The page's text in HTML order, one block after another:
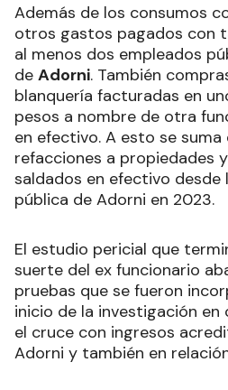
Además de los consumos
otros gastos pagados con
al menos dos empleados
de Adorni. También
blanquería facturadas en
pesos a nombre de otra
en efectivo. A esto se
refacciones a propiedades
saldados en efectivo desde
pública de Adorni en 2023.
El estudio pericial que
suerte del ex funcionario
pruebas que se fueron
inicio de la investigación
el cruce con ingresos
Adorni y también en